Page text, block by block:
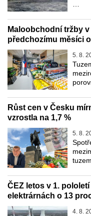
Maloobchodní tržby
předchozímu měsíci o
5. 8.
Růst cen v Česku
vzrostla na 1,7 %
5. 8.
ČEZ letos v 1.
elektrárnách o 13
4. 8.